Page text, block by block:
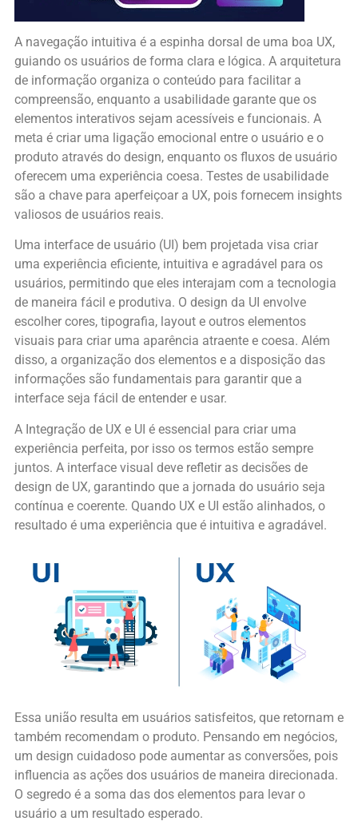
A navegação intuitiva é a espinha dorsal de uma boa UX,
guiando os usuários de forma clara e lógica. A arquitetura
de informação organiza o conteúdo para facilitar a
compreensão, enquanto a usabilidade garante que os
elementos interativos sejam acessíveis e funcionais. A
meta é criar uma ligação emocional entre o usuário e o
produto através do design, enquanto os fluxos de usuário
oferecem uma experiência coesa. Testes de usabilidade
são a chave para aperfeiçoar a UX, pois fornecem insights
valiosos de usuários reais.
Uma interface de usuário (UI) bem projetada visa criar
uma experiência eficiente, intuitiva e agradável para os
usuários, permitindo que eles interajam com a tecnologia
de maneira fácil e produtiva. O design da UI envolve
escolher cores, tipografia, layout e outros elementos
visuais para criar uma aparência atraente e coesa. Além
disso, a organização dos elementos e a disposição das
informações são fundamentais para garantir que a
interface seja fácil de entender e usar.
A Integração de UX e UI é essencial para criar uma
experiência perfeita, por isso os termos estão sempre
juntos. A interface visual deve refletir as decisões de
design de UX, garantindo que a jornada do usuário seja
contínua e coerente. Quando UX e UI estão alinhados, o
resultado é uma experiência que é intuitiva e agradável.
Essa união resulta em usuários satisfeitos, que retornam e
também recomendam o produto. Pensando em negócios,
um design cuidadoso pode aumentar as conversões, pois
influencia as ações dos usuários de maneira direcionada.
O segredo é a soma das dos elementos para levar o
usuário a um resultado esperado.